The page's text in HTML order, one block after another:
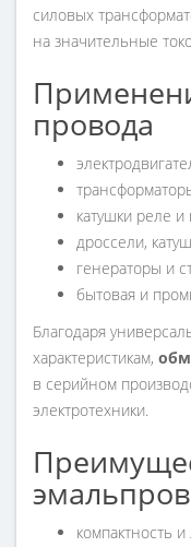
силовых
на значительные
провода
катушки реле и
дроссели,
генераторы и
бытовая и
Благодаря
характеристикам,
в серийном
электротехники.
компактность